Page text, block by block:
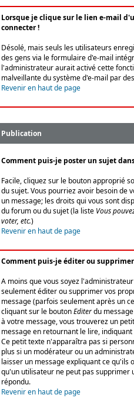
Lorsque je clique sur le lien e-mail
connecter !
Désolé, mais seuls les utilisateurs
des gens via le formulaire d'e-mail
l'administrateur aurait activé cette
malveillante du système d'e-mail par
Revenir en haut de page
Publication
Comment puis-je poster un sujet
Facile, cliquez sur le bouton approprié
du sujet. Vous pourriez avoir besoin de
un message; les droits qui vous sont
du forum ou du sujet (la liste Vous
voter, etc.)
Revenir en haut de page
Comment puis-je éditer ou
A moins que vous soyez
seulement éditer ou supprimer vos
message (parfois seulement après un
cliquant sur le boutonEditerdu
à votre message, vous trouverez un
message en retournant le lire,
Ce petit texte n'apparaîtra pas si
plus si un modérateur ou un
laisser un message expliquant ce qu'ils
qu'un utilisateur ne peut pas supprimer
répondu.
Revenir en haut de page